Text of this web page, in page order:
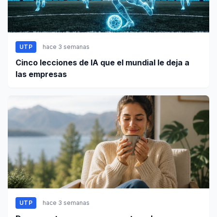
UTP hace 3 semanas
Cinco lecciones de IA que el mundial le deja a
las empresas
UTP hace 3 semanas